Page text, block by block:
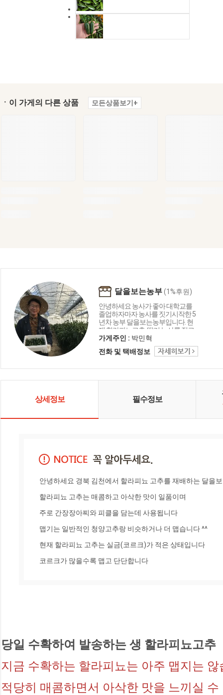
ㆍ이 가게의 다른 상품 모든상품보기+
달을보는농부(1%후원)
안녕하세요 농사가 좋아 대학교를
졸업하자마자 농사를 짓기시작한 5
년차 농부 달을보는농부입니다. 현
재 할라피뇨고추, 딸기 농사를 짓고
있으며 ' 농부의 감동을 전하다 ' 라는
이야기로 제가 농사를 지으면서 느
끼는 감동을 그대로 보내드리고자
가게주인 : 박민혁
전화 및 택배정보
상세정보 필수정보
안녕하세요 경북 김천에서 할라피뇨 고추를 재배하는 달을
할라피뇨 고추는 매콤하고 아삭한 맛이 일품이며
주로 간장장아찌와 피클을 담는데 사용됩니다
맵기는 일반적인 청양고추랑 비슷하거나 더 맵습니다 ^^
현재 할라피뇨 고추는 실금(코르크)가 적은 상태입니다
코르크가 많을수록 맵고 단단합니다
당일 수확하여 발송하는 생 할라피뇨고추
지금 수확하는 할라피뇨는 아주 맵지는 않
적당히 매콤하면서 아삭한 맛을 느끼실 수